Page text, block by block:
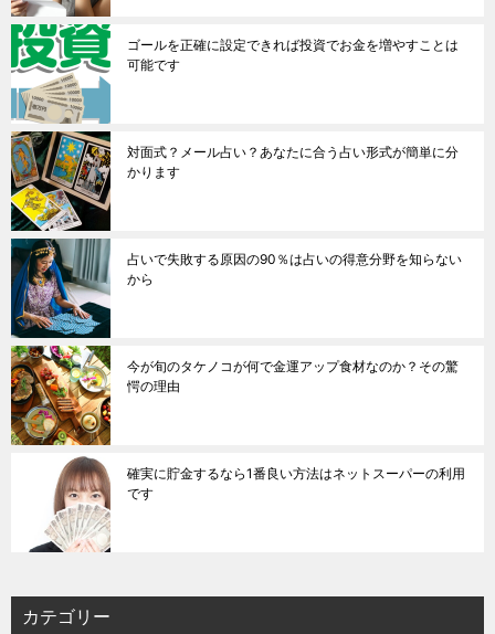
ゴールを正確に設定できれば投資でお金を増やすことは
可能です
対面式？メール占い？あなたに合う占い形式が簡単に分
かります
占いで失敗する原因の90％は占いの得意分野を知らない
から
今が旬のタケノコが何で金運アップ食材なのか？その驚
愕の理由
確実に貯金するなら1番良い方法はネットスーパーの利用
です
カテゴリー